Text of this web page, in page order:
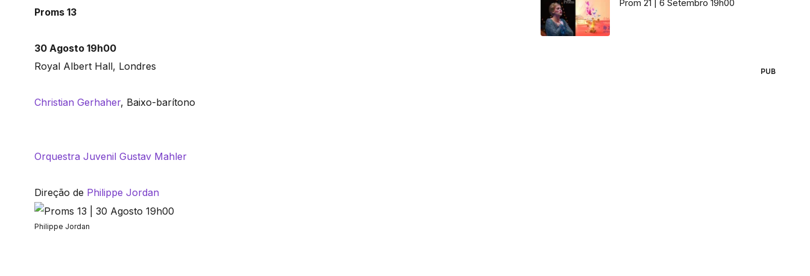
Proms 13
30 Agosto 19h00
Royal Albert Hall, Londres
Christian Gerhaher, Baixo-barítono
Orquestra Juvenil Gustav Mahler
Direção de Philippe Jordan
Philippe Jordan
Prom 21 | 6 Setembro 19h00
PUB